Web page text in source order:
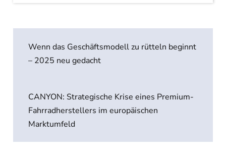
Wenn das Geschäftsmodell zu rütteln beginnt
– 2025 neu gedacht
CANYON: Strategische Krise eines Premium-
Fahrradherstellers im europäischen
Marktumfeld